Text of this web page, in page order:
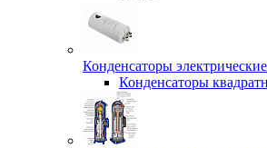
Конденсаторы электрические
Конденсаторы